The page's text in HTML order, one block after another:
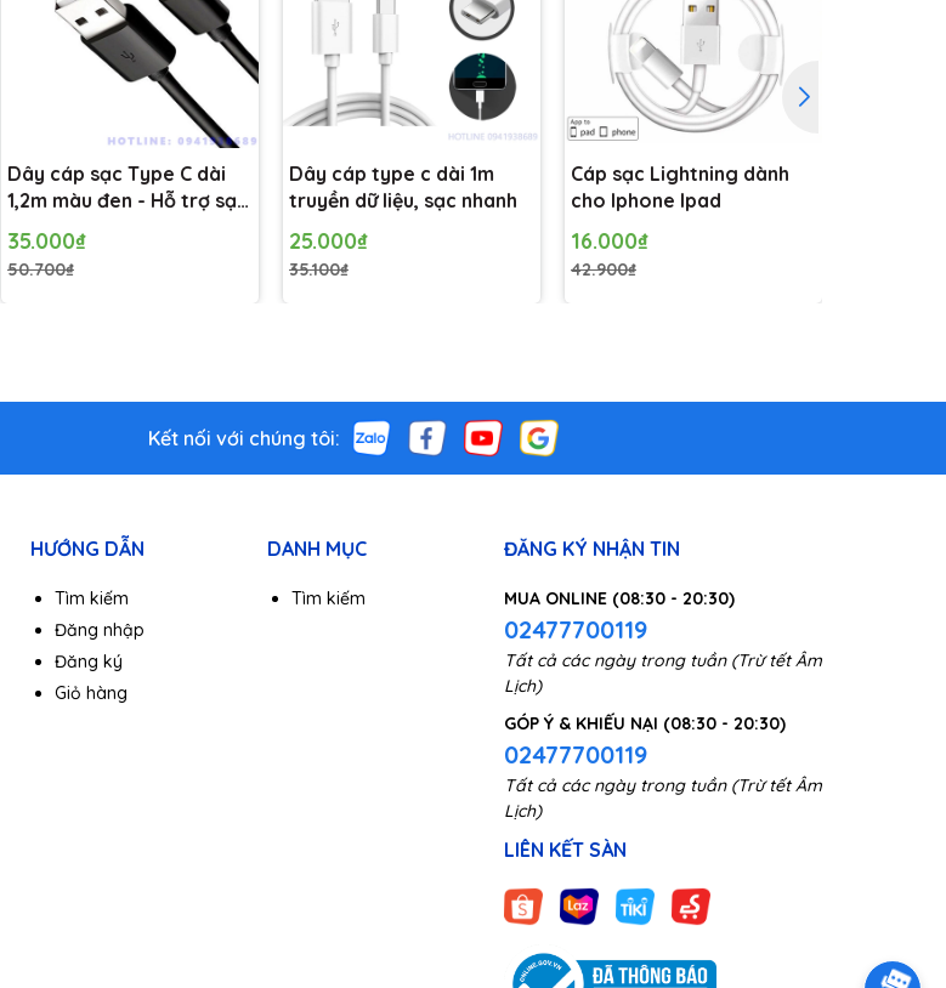
Dây cáp sạc Type C dài
1,2m màu đen - Hỗ trợ sạc
nhanh và truyển dữ liệu
(đen)
35.000₫
50.700₫
Dây cáp type c dài 1m
truyền dữ liệu, sạc nhanh
25.000₫
35.100₫
Cáp sạc Lightning dành
cho Iphone Ipad
16.000₫
42.900₫
Kết nối với chúng tôi:
HƯỚNG DẪN
Tìm kiếm
Đăng nhập
Đăng ký
Giỏ hàng
DANH MỤC
Tìm kiếm
ĐĂNG KÝ NHẬN TIN
MUA ONLINE (08:30 - 20:30)
02477700119
Tất cả các ngày trong tuần (Trừ tết Âm
Lịch)
GÓP Ý & KHIẾU NẠI (08:30 - 20:30)
02477700119
Tất cả các ngày trong tuần (Trừ tết Âm
Lịch)
LIÊN KẾT SÀN